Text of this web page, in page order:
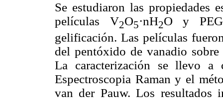
Se estudiaron las propiedades
películas V2O5·nH2O y PEG
gelificación. Las películas
del pentóxido de vanadio
La caracterización se llevo a
Espectroscopia Raman y el
van der Pauw. Los resultados